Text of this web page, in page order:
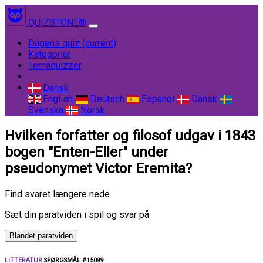
QUIZSTONE®
Dagens quiz (current)
Kategorier
Temaquizzer
Dansk
English
Deutsch Espanol
Dansk
Svenska
Norsk
Hvilken forfatter og filosof udgav i 1843
bogen "Enten-Eller" under
pseudonymet Victor Eremita?
Find svaret længere nede
Sæt din paratviden i spil og svar på
Blandet paratviden
LITTERATUR SPØRGSMÅL #15099